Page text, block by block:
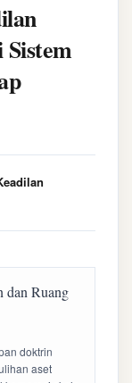
doktrin
aset